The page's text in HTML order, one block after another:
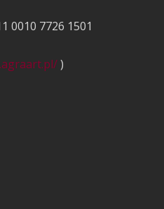
0010 7726 1501
)